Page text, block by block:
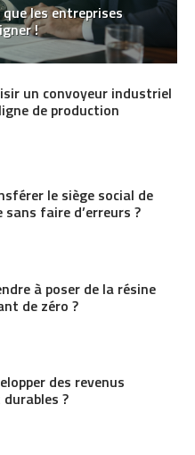
les entreprises
!
un convoyeur industriel
de production
le siège social de
faire d’erreurs ?
à poser de la résine
de zéro ?
des revenus
?